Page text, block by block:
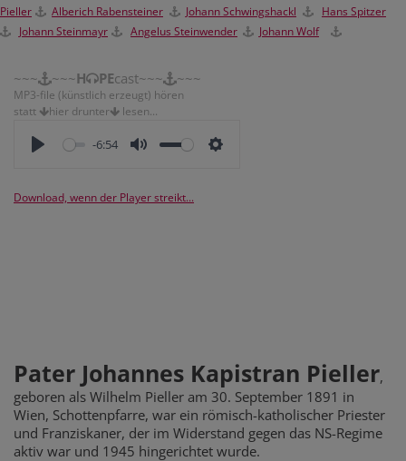
Pieller
Alberich Rabensteiner Johann Schwingshackl
Hans Spitzer
Johann Steinmayr
Angelus Steinwender Johann Wolf
~~~ ~~~H PEcast~~~ ~~~
MP3-file (künstlich erzeugt) hören
statt
hier drunter lesen...
-6:54
Download, wenn der Player streikt...
Pater Johannes Kapistran Pieller,
geboren als Wilhelm Pieller am 30. September 1891 in
Wien, Schottenpfarre, war ein römisch-katholischer Priester
und Franziskaner, der im Widerstand gegen das NS-Regime
aktiv war und 1945 hingerichtet wurde.